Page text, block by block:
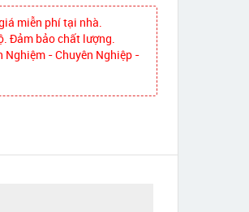
miễn phí tại nhà.
Đảm bảo chất lượng.
- Chuyên Nghiệp -